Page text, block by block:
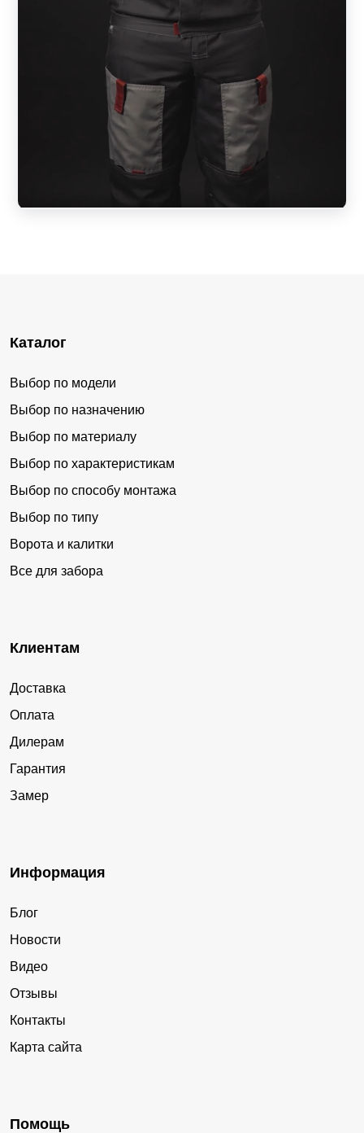
Каталог
Выбор по модели
Выбор по назначению
Выбор по материалу
Выбор по характеристикам
Выбор по способу монтажа
Выбор по типу
Ворота и калитки
Все для забора
Клиентам
Доставка
Оплата
Дилерам
Гарантия
Замер
Информация
Блог
Новости
Видео
Отзывы
Контакты
Карта сайта
Помощь